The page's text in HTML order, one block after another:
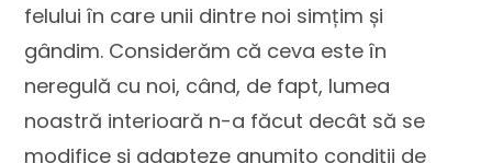
felului în care unii dintre noi simțim și
gândim. Considerăm că ceva este în
neregulă cu noi, când, de fapt, lumea
noastră interioară n-a făcut decât să se
modifice și adapteze anumito condiții de